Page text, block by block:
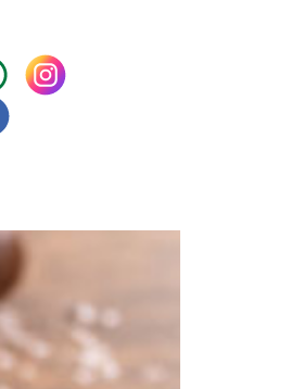
bombas de
e deixa-la muito